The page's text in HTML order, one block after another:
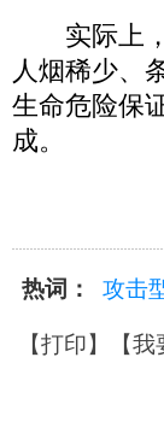
实际上，
人烟稀少、
生命危险保
成。
热词： 攻击
【打印】【我